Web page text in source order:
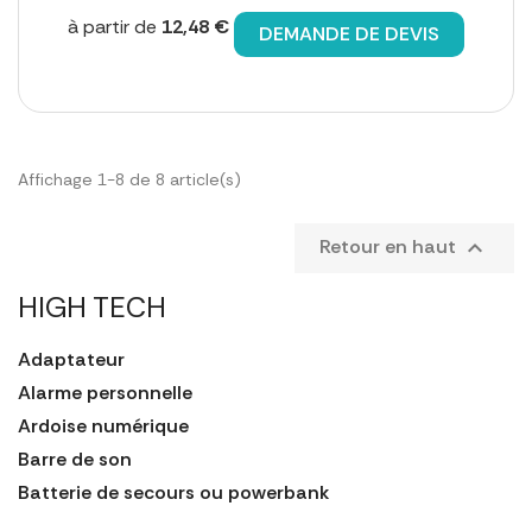
HIGH TECH
Adaptateur
Alarme personnelle
Ardoise numérique
Barre de son
Batterie de secours ou powerbank
à partir de 12,48 € DEMANDE DE DEVIS
Affichage 1-8 de 8 article(s)
Retour en haut 